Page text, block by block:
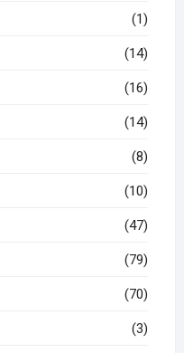
(1)
(14)
(16)
(14)
(8)
(10)
(47)
(79)
(70)
(3)